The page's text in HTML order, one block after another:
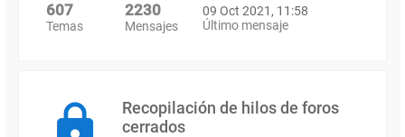
607
Temas
2230
Mensajes
09 Oct 2021, 11:58
Último mensaje
Recopilación de hilos de foros
cerrados